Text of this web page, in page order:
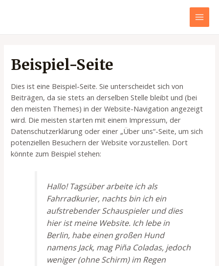
Beispiel-Seite
Dies ist eine Beispiel-Seite. Sie unterscheidet sich von
Beiträgen, da sie stets an derselben Stelle bleibt und (bei
den meisten Themes) in der Website-Navigation angezeigt
wird. Die meisten starten mit einem Impressum, der
Datenschutzerklärung oder einer „Über uns“-Seite, um sich
potenziellen Besuchern der Website vorzustellen. Dort
könnte zum Beispiel stehen:
Hallo! Tagsüber arbeite ich als
Fahrradkurier, nachts bin ich ein
aufstrebender Schauspieler und dies
hier ist meine Website. Ich lebe in
Berlin, habe einen großen Hund
namens Jack, mag Piña Coladas, jedoch
weniger (ohne Schirm) im Regen